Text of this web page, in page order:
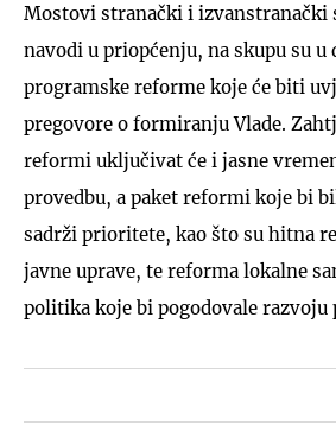
Mostovi stranački i izvanstranački
navodi u priopćenju, na skupu su u
programske reforme koje će biti
pregovore o formiranju Vlade.
reformi uključivat će i jasne
provedbu, a paket reformi koje bi
sadrži prioritete, kao što su hitna
javne uprave, te reforma lokalne
politika koje bi pogodovale razvoju